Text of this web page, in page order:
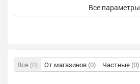
Все параметры
Все (0) От магазинов (0) Частные (0)